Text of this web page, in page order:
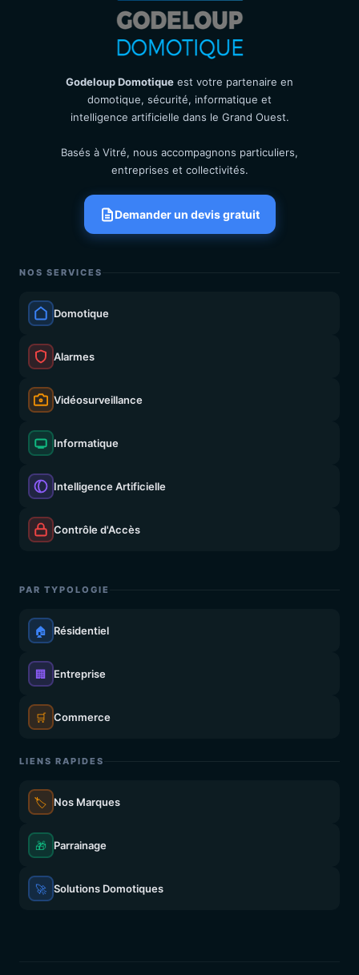
Godeloup Domotique est votre partenaire en
domotique, sécurité, informatique et
intelligence artificielle dans le Grand Ouest.
Basés à Vitré, nous accompagnons particuliers,
entreprises et collectivités.
Demander un devis gratuit
NOS SERVICES
Domotique
Alarmes
Vidéosurveillance
Informatique
Intelligence Artificielle
Contrôle d'Accès
PAR TYPOLOGIE
🏠 Résidentiel
🏢 Entreprise
🛒 Commerce
LIENS RAPIDES
🏷️ Nos Marques
🎁 Parrainage
🚀 Solutions Domotiques